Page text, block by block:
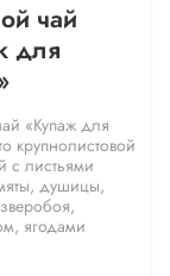
чай
для
«Купаж для
крупнолистовой
с листьями
душицы,
ягодами